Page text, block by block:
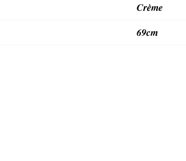
Crème
69cm